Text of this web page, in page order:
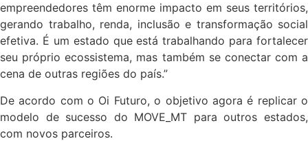
empreendedores têm enorme impacto em seus territórios,
gerando trabalho, renda, inclusão e transformação social
efetiva. É um estado que está trabalhando para fortalecer
seu próprio ecossistema, mas também se conectar com a
cena de outras regiões do país.”
De acordo com o Oi Futuro, o objetivo agora é replicar o
modelo de sucesso do MOVE_MT para outros estados,
com novos parceiros.